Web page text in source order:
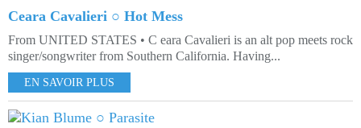
Ceara Cavalieri ○ Hot Mess
From UNITED STATES • C eara Cavalieri is an alt pop meets rock
singer/songwriter from Southern California. Having...
EN SAVOIR PLUS